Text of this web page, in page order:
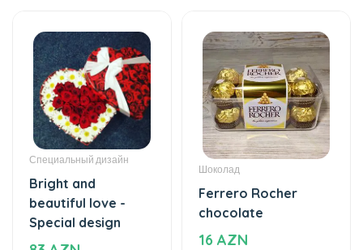
Специальный дизайн
Bright and
beautiful love -
Special design
83 AZN
Шоколад
Ferrero Rocher
chocolate
16 AZN